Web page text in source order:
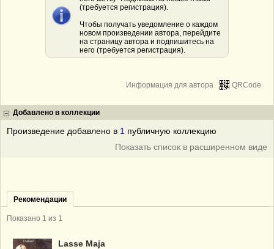
(требуется регистрация).
Чтобы получать уведомление о каждом
новом произведении автора, перейдите
на страницу автора и подпишитесь на
него (требуется регистрация).
QRCode
Информация для автора
Добавлено в коллекции
Произведение добавлено в 1 публичную коллекцию
Показать список в расширенном виде
Рекомендации
Показано 1 из 1
Lasse Maja